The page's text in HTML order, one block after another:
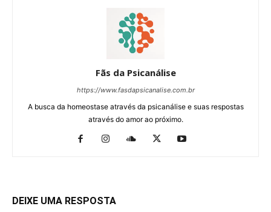
Fãs da Psicanálise
https://www.fasdapsicanalise.com.br
A busca da homeostase através da psicanálise e suas respostas
através do amor ao próximo.
DEIXE UMA RESPOSTA